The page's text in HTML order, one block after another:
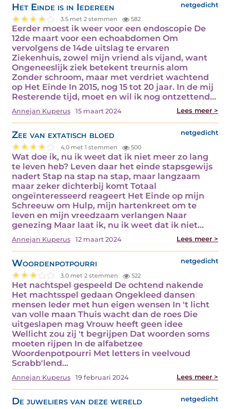
Het Einde is in Iedereen netgedicht
3.5 met 2 stemmen 582
Eerder moest ik weer voor een endoscopie De
12de maart voor een echoabdomen Om
vervolgens de 14de uitslag te ervaren
Ziekenhuis, zowel mijn vriend als vijand, want
Ongeneeslijk ziek betekent treurnis alom
Zonder schroom, maar met verdriet wachtend
op Het Einde In 2015, nog 15 tot 20 jaar. In de mij
Resterende tijd, moet en wil ik nog ontzettend…
Annejan Kuperus 15 maart 2024 Lees meer >
Zee van extatisch bloed netgedicht
4.0 met 1 stemmen 500
Wat doe ik, nu ik weet dat ik niet meer zo lang
te leven heb? Leven daar het einde stapsgewijs
nadert Stap na stap na stap, maar langzaam
maar zeker dichterbij komt Totaal
ongeïnteresseerd reageert Het Einde op mijn
Schreeuw om Hulp, mijn hartenkreet om te
leven en mijn vreedzaam verlangen Naar
genezing Maar laat ik, nu ik weet dat ik niet…
Annejan Kuperus 12 maart 2024 Lees meer >
Woordenpotpourri netgedicht
3.0 met 2 stemmen 522
Het nachtspel gespeeld De ochtend nakende
Het machtsspel gedaan Ongekleed dansen
mensen Ieder met hun eigen wensen In 't licht
van volle maan Thuis wacht dan de roes Die
uitgeslapen mag Vrouw heeft geen idee
Wellicht zou zij 't begrijpen Dat woorden soms
moeten rijpen In de alfabetzee
Woordenpotpourri Met letters in veelvoud
Scrabb'lend…
Annejan Kuperus 19 februari 2024 Lees meer >
De juweliers van deze wereld netgedicht